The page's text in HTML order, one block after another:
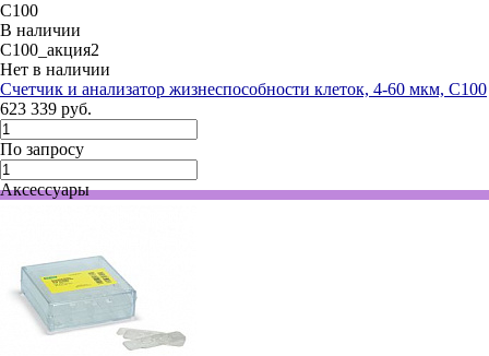
C100
В наличии
C100_акция2
Нет в наличии
Счетчик и анализатор жизнеспособности клеток, 4-60 мкм, C100
623 339 руб.
По запросу
Аксессуары